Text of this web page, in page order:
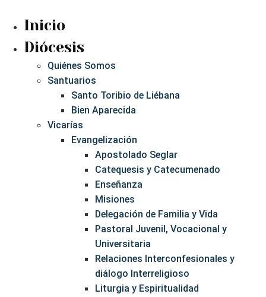
Inicio
Diócesis
Quiénes Somos
Santuarios
Santo Toribio de Liébana
Bien Aparecida
Vicarías
Evangelización
Apostolado Seglar
Catequesis y Catecumenado
Enseñanza
Misiones
Delegación de Familia y Vida
Pastoral Juvenil, Vocacional y
Universitaria
Relaciones Interconfesionales y
diálogo Interreligioso
Liturgia y Espiritualidad